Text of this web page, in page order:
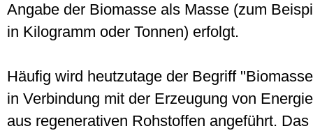
Angabe der Biomasse als Masse (zum
in Kilogramm oder Tonnen) erfolgt.
Häufig wird heutzutage der Begriff
in Verbindung mit der Erzeugung von Energie
aus regenerativen Rohstoffen angeführt. Das